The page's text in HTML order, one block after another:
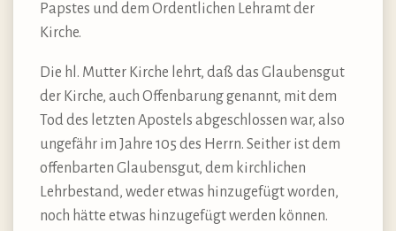
Papstes und dem Ordentlichen Lehramt der
Kirche.
Die hl. Mutter Kirche lehrt, daß das Glaubensgut
der Kirche, auch Offenbarung genannt, mit dem
Tod des letzten Apostels abgeschlossen war, also
ungefähr im Jahre 105 des Herrn. Seither ist dem
offenbarten Glaubensgut, dem kirchlichen
Lehrbestand, weder etwas hinzugefügt worden,
noch hätte etwas hinzugefügt werden können.